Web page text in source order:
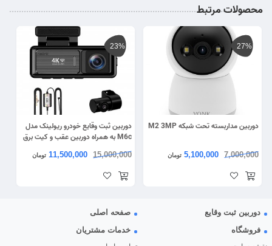
محصولات مرتبط
27%
دوربین مداربسته تحت شبکه M2 3MP
7,000,000
5,100,000 تومان
23%
دوربین ثبت وقایع خودرو ریولینک مدل
M6c به همراه دوربین عقب و کیت برق
مستقیم
15,000,000
11,500,000 تومان
دوربین ثبت وقایع
صفحه اصلی
فروشگاه
خدمات مشتریان